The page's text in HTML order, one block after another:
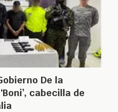
De la
cabecilla de